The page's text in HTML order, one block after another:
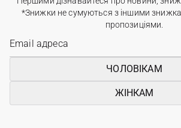
*Знижки не сумуються з іншими
пропозиціями.
ЧОЛОВІКАМ
ЖІНКАМ